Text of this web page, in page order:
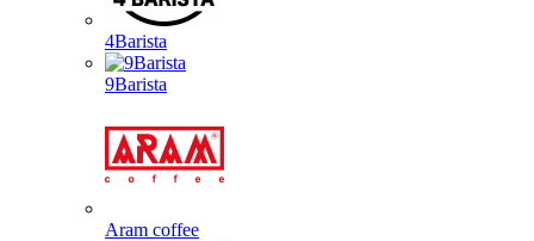
4Barista
9Barista
Aram coffee